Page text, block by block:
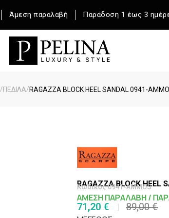
Άμεση παραλαβή Παράδοση 1 έως 3
/ΠΕΔΙΛΑ/RAGAZZA BLOCK HEEL SANDAL 0941-
RAGAZZA BLOCK HEEL
Κωδικός 0941-AMMOS
ΑΜΕΣΗ ΠΑΡΑΛΑΒΗ /
71,20 € 89,00 €